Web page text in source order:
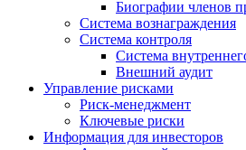
Биографии членов
Система вознаграждения
Система контроля
Система
Внешний аудит
Управление рисками
Риск-менеджмент
Ключевые риски
Информация для инвесторов